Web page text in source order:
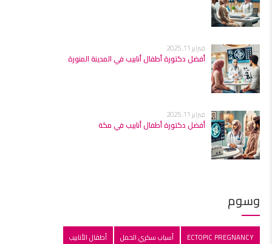
فبراير 11, 2025
أفضل دكتورة أطفال أنابيب في المدينة المنورة
فبراير 11, 2025
أفضل دكتورة أطفال أنابيب في مكة
وسوم
ECTOPIC PREGNANCY أسباب سكري الحمل
أطفال الأنابيب